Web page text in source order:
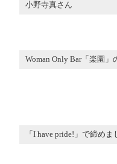
小野寺真さん
Woman Only Bar「楽園」
「I have pride!」で締めま